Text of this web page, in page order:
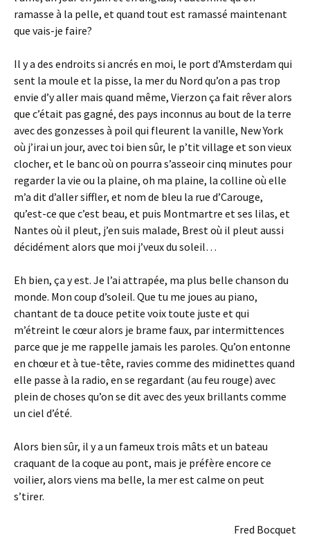
ramasse à la pelle, et quand tout est ramassé maintenant
que vais-je faire?
Il y a des endroits si ancrés en moi, le port d’Amsterdam qui
sent la moule et la pisse, la mer du Nord qu’on a pas trop
envie d’y aller mais quand même, Vierzon ça fait rêver alors
que c’était pas gagné, des pays inconnus au bout de la terre
avec des gonzesses à poil qui fleurent la vanille, New York
où j’irai un jour, avec toi bien sûr, le p’tit village et son vieux
clocher, et le banc où on pourra s’asseoir cinq minutes pour
regarder la vie ou la plaine, oh ma plaine, la colline où elle
m’a dit d’aller siffler, et nom de bleu la rue d’Carouge,
qu’est-ce que c’est beau, et puis Montmartre et ses lilas, et
Nantes où il pleut, j’en suis malade, Brest où il pleut aussi
décidément alors que moi j’veux du soleil…
Eh bien, ça y est. Je l’ai attrapée, ma plus belle chanson du
monde. Mon coup d’soleil. Que tu me joues au piano,
chantant de ta douce petite voix toute juste et qui
m’étreint le cœur alors je brame faux, par intermittences
parce que je me rappelle jamais les paroles. Qu’on entonne
en chœur et à tue-tête, ravies comme des midinettes quand
elle passe à la radio, en se regardant (au feu rouge) avec
plein de choses qu’on se dit avec des yeux brillants comme
un ciel d’été.
Alors bien sûr, il y a un fameux trois mâts et un bateau
craquant de la coque au pont, mais je préfère encore ce
voilier, alors viens ma belle, la mer est calme on peut
s’tirer.
Fred Bocquet